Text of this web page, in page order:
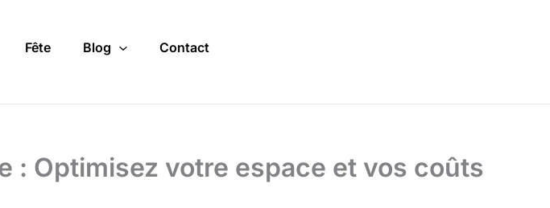
Fête Blog Contact
: Optimisez votre espace et vos coûts